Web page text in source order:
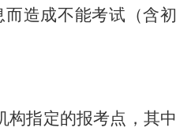
造成不能考试（含初
构指定的报考点，其中